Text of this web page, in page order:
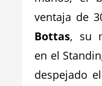
ventaja de
Bottas, su
en el
despejado